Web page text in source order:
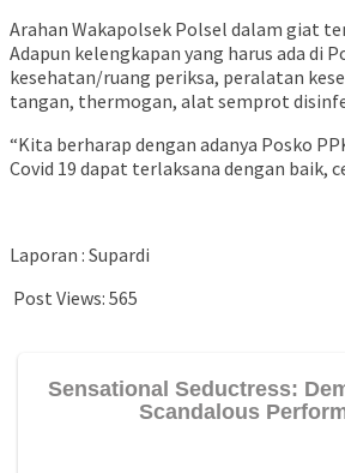
Arahan Wakapolsek Polsel dalam giat
Adapun kelengkapan yang harus ada di
kesehatan/ruang periksa, peralatan
tangan, thermogan, alat semprot
“Kita berharap dengan adanya Posko
Covid 19 dapat terlaksana dengan baik,
Laporan : Supardi
Post Views: 565